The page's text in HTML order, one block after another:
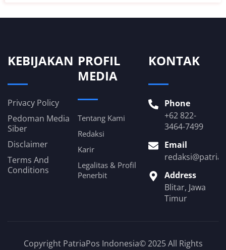
KEBIJAKAN
Privacy Policy
Pedoman Media
Siber
Disclaimer
Terms And
Conditions
PROFIL
MEDIA
Tentang Kami
Redaksi
Karir
Legalitas & Profil
Penerbit
KONTAK
Phone
+62 822-
3464-7499
Email
Address
Blitar, Jawa
Timur
Copyright PatriaPos Indonesia© 2025 All Rights